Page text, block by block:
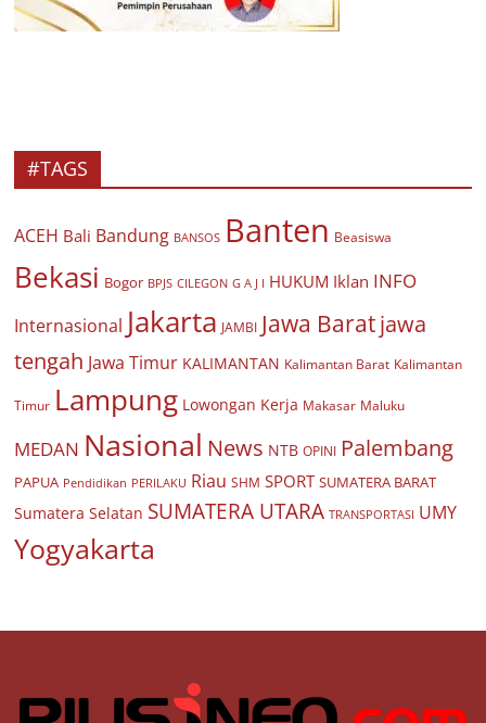
#TAGS
ACEH Bali Bandung BANSOS Banten Beasiswa
Bekasi Bogor BPJS CILEGON G A J I HUKUM Iklan INFO
Internasional Jakarta JAMBI Jawa Baratjawa
tengah Jawa Timur KALIMANTAN Kalimantan Barat Kalimantan
Timur Lampung Lowongan Kerja Makasar Maluku
MEDAN Nasional News NTB OPINI Palembang
PAPUA Pendidikan PERILAKU Riau SHM SPORT SUMATERA BARAT
Sumatera Selatan SUMATERA UTARA TRANSPORTASI UMY
Yogyakarta